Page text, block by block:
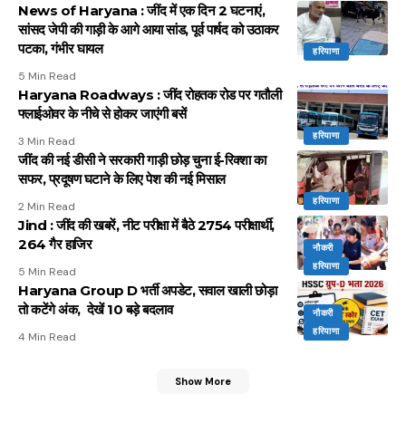
हरियाणा
News of Haryana : जींद में एक दिन 2 घटनाएं,
सांसद जेपी की गाड़ी के आगे आया सांड, पूर्व पार्षद को उठाकर
पटका, गंभीर घायल
5 Min Read
हरियाणा
Haryana Roadways : जींद रोहतक रोड पर गतौली
फ्लाईओवर के नीचे से होकर जाएंगी बसें
3 Min Read
हरियाणा
जींद की नई डीसी ने सरकारी गाड़ी छोड़ चुना ई-रिक्शा का
सफर, प्रदूषण घटाने के लिए पेश की नई मिसाल
2 Min Read
नौकरी
हरियाणा
Jind : जींद की खबरें, नीट परीक्षा में बैठे 2754 परीक्षार्थी,
264 गैर हाजिर
5 Min Read
नौकरी
हरियाणा
Haryana Group D भर्ती अपडेट, सवाल खाली छोड़ा
तो कटेंगे अंक, देखें 10 बड़े बदलाव
4 Min Read
Show More